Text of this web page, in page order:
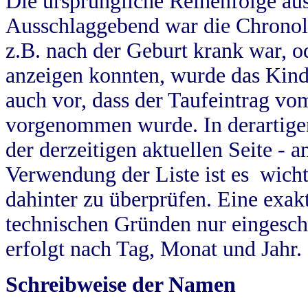
Ausschlaggebend war die
z.B. nach der Geburt krank war,
anzeigen konnten, wurde das
auch vor, dass der Taufeintrag
vorgenommen wurde. In
der derzeitigen aktuellen Seite -
Verwendung der Liste ist es
dahinter zu überprüfen. Eine
technischen Gründen nur
erfolgt nach Tag, Monat und Jahr.
Schreibweise der Namen